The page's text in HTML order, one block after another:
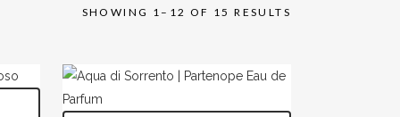
SHOWING 1–12 OF 15 RESULTS